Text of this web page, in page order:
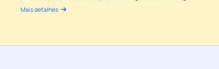
Mais detalhes